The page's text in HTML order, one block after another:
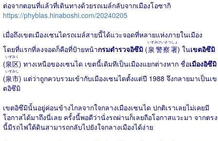
ต่อจากตอนที่แล้วที่เดินทางด้วยรถเมล์กลับจากเมืองโอซากิ
https://phyblas.hinaboshi.com/20240205
เมื่อถึงเขตเมืองเซนไดรถเมล์สายนี้ได้แวะจอดที่หลายแห่งภายในเมือง
โดยที่แรกที่ลงจอดก็คือที่ป้ายหน้ากรมตำรวจอิซึมิ (泉警察署
いずみけいさつしょ
) ในเขตอิซึมิ
(泉区
いずみく
) ทางเหนือของเซนได เขตนี้เดิมทีเป็นเมืองแยกต่างหาก ชื่อเมืองอิซึมิ
(泉市
いずみし
) แต่ว่าถูกควบรวมเข้ากับเมืองเซนไดตั้งแต่ปี 1988 จึงกลายมาเป็นเข
ตอิซึมิ
เขตอิซึมินั้นอยู่ค่อนข้างไกลจากใจกลางเมืองเซนได ปกติเราเลยไม่เคยมี
โอกาสได้มาถึงนี่เลย ครั้งนี้พอดีว่านั่งรถผ่านก็เลยถือโอกาสแวะมา จากตรง
นี้มีรถไฟใต้ดินสามารถกลับไปยังใจกลางเมืองได้ง่าย